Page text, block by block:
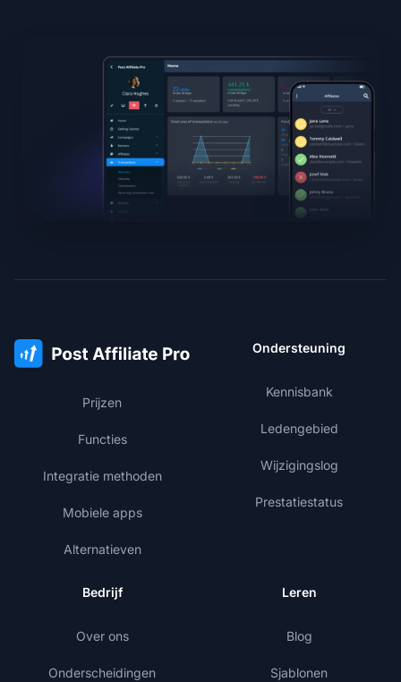
Prijzen
Functies
Integratie methoden
Mobiele apps
Alternatieven
Ondersteuning
Kennisbank
Ledengebied
Wijzigingslog
Prestatiestatus
Bedrijf
Over ons
Onderscheidingen
Leren
Blog
Sjablonen